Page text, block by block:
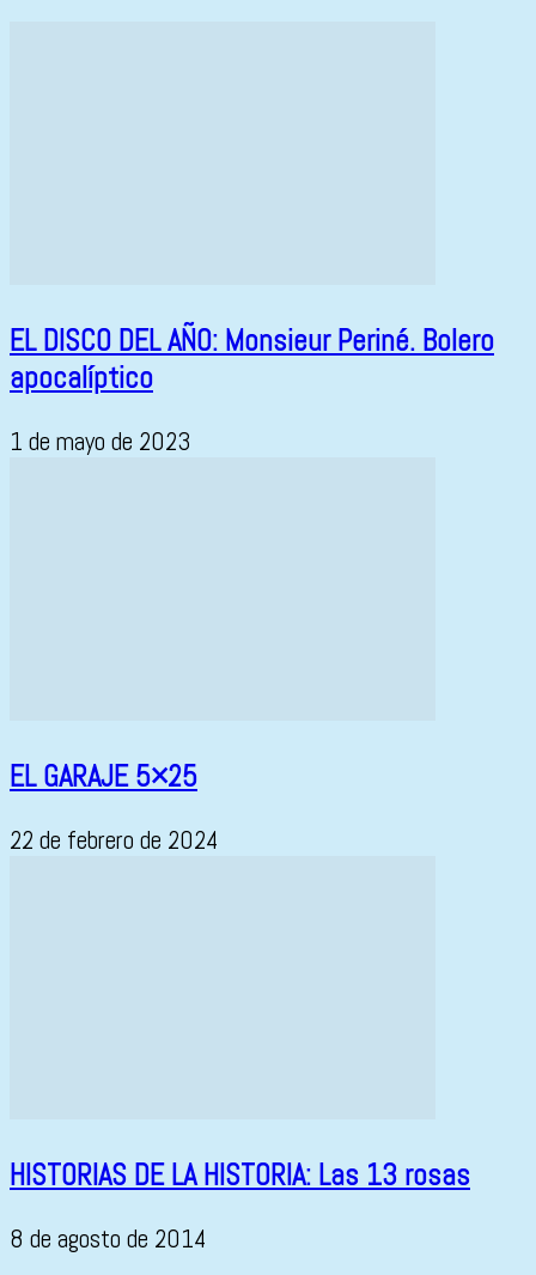
EL DISCO DEL AÑO: Monsieur Periné. Bolero
apocalíptico
1 de mayo de 2023
EL GARAJE 5×25
22 de febrero de 2024
HISTORIAS DE LA HISTORIA: Las 13 rosas
8 de agosto de 2014